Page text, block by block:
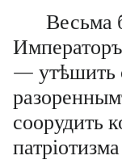
Весьма
— утѣшить
соорудить